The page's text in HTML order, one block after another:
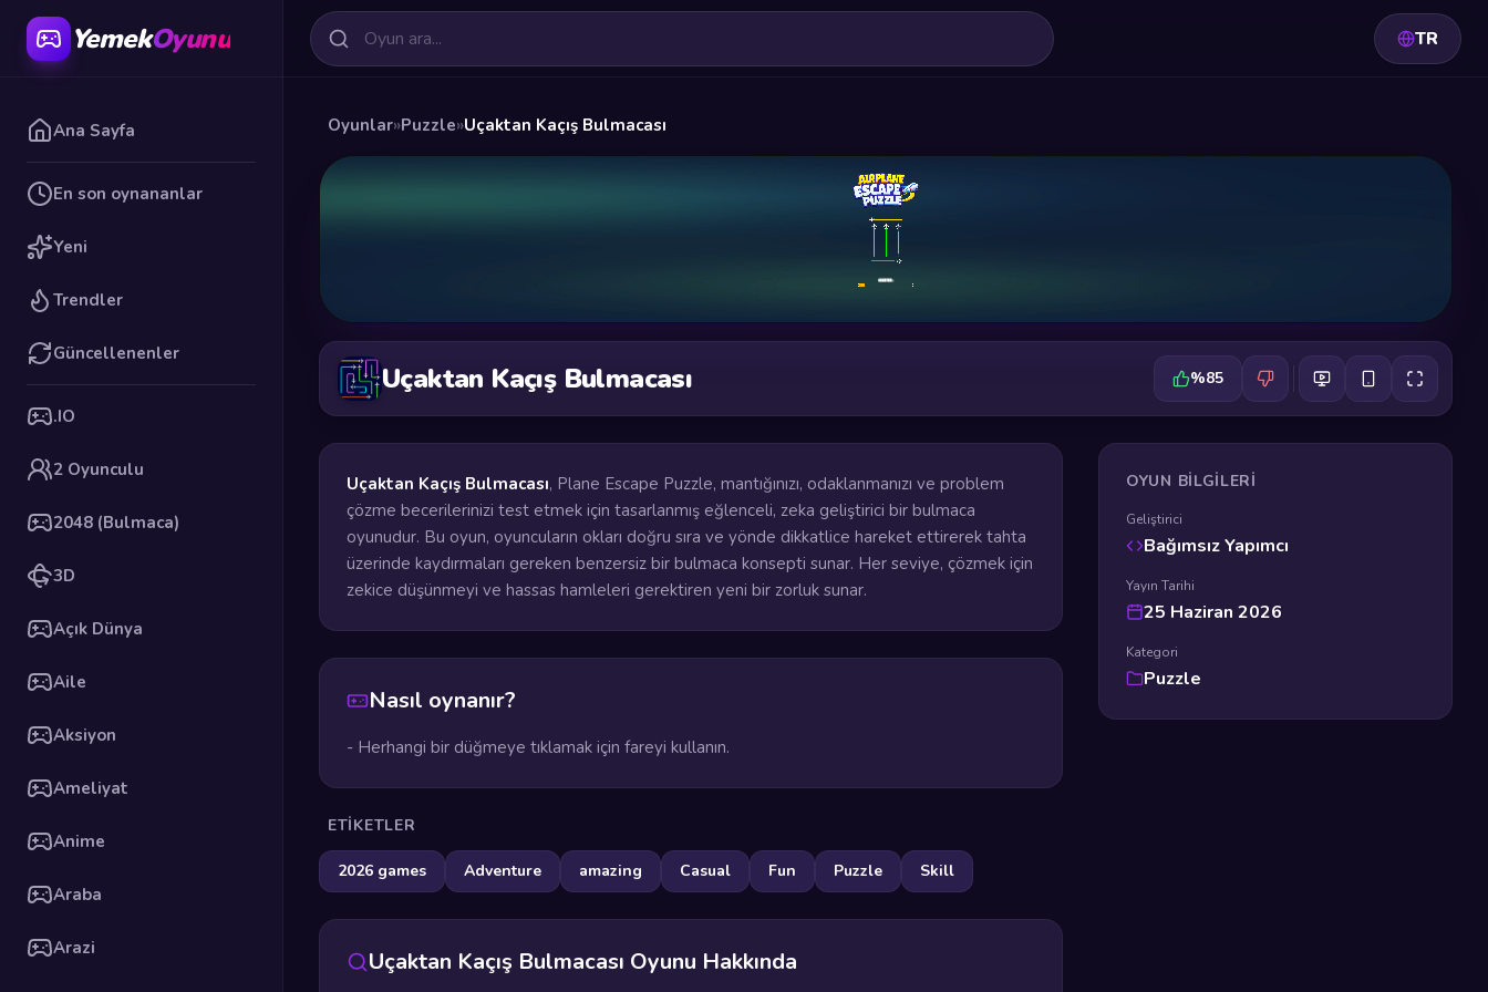
YemekOyunu
Ana Sayfa
En son oynananlar
Yeni
Trendler
Güncellenenler
.IO
2 Oyunculu
2048 (Bulmaca)
3D
Açık Dünya
Aile
Aksiyon
Ameliyat
Anime
Araba
Arazi
TR
Oyunlar»Puzzle»Uçaktan Kaçış Bulmacası
Uçaktan Kaçış Bulmacası %85
Uçaktan Kaçış Bulmacası, Plane Escape Puzzle, mantığınızı, odaklanmanızı ve problem
çözme becerilerinizi test etmek için tasarlanmış eğlenceli, zeka geliştirici bir bulmaca
oyunudur. Bu oyun, oyuncuların okları doğru sıra ve yönde dikkatlice hareket ettirerek tahta
üzerinde kaydırmaları gereken benzersiz bir bulmaca konsepti sunar. Her seviye, çözmek için
zekice düşünmeyi ve hassas hamleleri gerektiren yeni bir zorluk sunar.
Nasıl oynanır?
- Herhangi bir düğmeye tıklamak için fareyi kullanın.
ETIKETLER
2026 games Adventure amazing Casual Fun Puzzle Skill
Uçaktan Kaçış Bulmacası Oyunu Hakkında
OYUN BILGILERI
Geliştirici
Bağımsız Yapımcı
Yayın Tarihi
25 Haziran 2026
Kategori
Puzzle